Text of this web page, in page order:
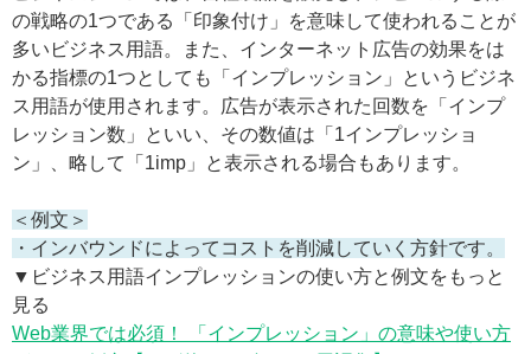
の戦略の1つである「印象付け」を意味して使われることが
多いビジネス用語。また、インターネット広告の効果をは
かる指標の1つとしても「インプレッション」というビジネ
ス用語が使用されます。広告が表示された回数を「インプ
レッション数」といい、その数値は「1インプレッショ
ン」、略して「1imp」と表示される場合もあります。
＜例文＞
・インバウンドによってコストを削減していく方針です。
▼ビジネス用語インプレッションの使い方と例文をもっと
見る
Web業界では必須！ 「インプレッション」の意味や使い方